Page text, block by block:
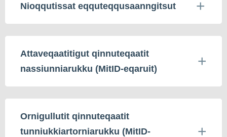
Nioqqutissat eqquteqqusaanngitsut
Attaveqaatitigut qinnuteqaatit
nassiunniarukku (MitID-eqaruit)
Ornigullutit qinnuteqaatit
tunniukkiartorniarukku (MitID-